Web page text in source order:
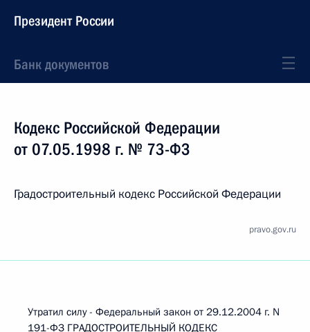
Президент России
Банк документов
Кодекс Российской Федерации
от 07.05.1998 г. № 73-ФЗ
Градостроительный кодекс Российской Федерации
pravo.gov.ru
Утратил силу - Федеральный закон от 29.12.2004 г. N 191-ФЗ ГРАДОСТРОИТЕЛЬНЫЙ КОДЕКС РОССИЙСКОЙ ФЕДЕРАЦИИ Принят Государственной Думой 8 апреля 1998 года Одобрен Советом Федерации 22 апреля 1998 года (В редакции федеральных законов от 30.12.2001 г. N 196-ФЗ; от 10.01.2003 г. N 15-ФЗ) Настоящий Кодекс регулирует отношения в области создания системы расселения, градостроительного планирования, застройки, благоустройства городских и сельских поселений, развития их инженерной, транспортной и социальной инфраструктур, рационального природопользования, сохранения объектов историко-культурного наследия и охраны окружающей природной среды в целях обеспечения благоприятных условий проживания населения. Настоящий Кодекс определяет компетенцию органов государственной власти Российской Федерации, органов государственной власти субъектов Российской Федерации, права и обязанности граждан и юридических лиц в области градостроительной деятельности, роль градостроительной документации и градостроительных регламентов в регулировании использования территории Российской Федерации, а также ответственность за нарушение законодательства Российской Федерации о градостроительстве. Глава I. ОБЩИЕ ПОЛОЖЕНИЯ Статья 1. Основные понятия Основные понятия, используемые в настоящем Кодексе: градостроительная деятельность (далее также - градостроительство) - деятельность государственных органов, органов местного самоуправления, физических и юридических лиц в области градостроительного планирования развития территорий и поселений, определения видов использования земельных участков, проектирования, строительства и реконструкции объектов недвижимости с учетом интересов граждан, общественных и государственных интересов, а также национальных, историко-культурных, экологических, природных особенностей указанных территорий и поселений; градостроительная документация - документация о градостроительном планировании развития территорий и поселений и об их застройке; зонирование - деление территории на зоны при градостроительном планировании развития территорий и поселений с определением видов градостроительного использования установленных зон и ограничений на их использование; объекты недвижимости в градостроительстве (далее - объекты недвижимости) - объекты, в отношении которых осуществляется градостроительная деятельность и которые определены в абзаце первом пункта 1 статьи 130 Гражданского кодекса Российской Федерации; инженерная, транспортная и социальная инфраструктуры - комплекс сооружений и коммуникаций транспорта, связи, инженерного оборудования, а также объектов социального и культурно-бытового обслуживания населения, обеспечивающий устойчивое развитие и функционирование поселений и межселенных территорий; межселенные территории - территории за пределами границ поселений; устойчивое развитие поселений и межселенных территорий - развитие территорий и поселений при осуществлении градостроительной деятельности в целях обеспечения градостроительными средствами благоприятных условий проживания населения, в том числе ограничение вредного воздействия хозяйственной и иной деятельности на окружающую природную среду и ее рациональное использование в интересах настоящего и будущего поколений; государственные градостроительные нормативы и правила - нормативно-технические документы, разработанные и утвержденные федеральным органом архитектуры и градостроительства или органами архитектуры и градостроительства субъектов Российской Федерации и подлежащие обязательному исполнению при осуществлении градостроительной деятельности всех видов; градостроительный устав (кодекс) - закон субъекта Российской Федерации, определяющий порядок осуществления градостроительной деятельности на его территории; правовое зонирование - деятельность органов местного самоуправления в области разработки и реализации правил застройки территорий городских и сельских поселений, других муниципальных образований; правила землепользования и застройки территорий городских и сельских поселений, других муниципальных образований (градостроительные уставы городских и сельских поселений, других муниципальных образований) (далее - правила застройки) - нормативные правовые акты органов местного самоуправления, регулирующие использование и изменения объектов недвижимости посредством введения градостроительных регламентов; градостроительный регламент - совокупность установленных правилами застройки параметров и видов использования земельных участков и иных объектов недвижимости в городских и сельских поселениях, других муниципальных образованиях, а также допустимых изменений объектов недвижимости при осуществлении градостроительной деятельности в пределах каждой зоны; разрешенное использование земельных участков и иных объектов недвижимости в градостроительстве - использование объектов недвижимости в соответствии с градостроительным регламентом; ограничения на использование указанных объектов, установленные в соответствии с законодательством Российской Федерации, а также сервитуты; красные линии - границы, отделяющие территории кварталов, микрорайонов и других элементов планировочной структуры от улиц, проездов и площадей в городских и сельских поселениях; линии регулирования застройки - границы застройки, устанавливаемые при размещении зданий, строений, сооружений, с отступом от красных линий или от границ земельного участка. Статья 2. Законодательство Российской Федерации о градостроительстве 1. Законодательство Российской Федерации о градостроительстве состоит из Градостроительного кодекса Российской Федерации, иных федеральных законов и нормативных правовых актов Российской Федерации, а также законов и иных нормативных правовых актов субъектов Российской Федерации. 2. Градостроительный кодекс Российской Федерации, иные федеральные законы и принимаемые в соответствии с ними нормативные правовые акты Российской Федерации в области градостроительства устанавливают градостроительные требования к планированию развития территории Российской Федерации; условиям и порядку использования земель для градостроительной деятельности; разработке и реализации основ федеральной политики и федеральных программ в области экономического, экологического, социального, культурного и национального развития Российской Федерации; размещению федеральных энергетических систем, объектов ядерной энергетики, федерального транспорта, объектов связи, связанных с космической деятельностью объектов, объектов обороны и безопасности; разработке стандартов в области градостроительного планирования и застройки территорий и поселений; применению в градостроительстве данных государственного картографо-геодезического фонда Российской Федерации, а также требования к определению объектов градостроительной деятельности, на которые требуется выделение средств из федерального бюджета и федеральных фондов регионального развития. 3. Законы и иные нормативные правовые акты субъектов Российской Федерации, регулирующие отношения в области градостроительной деятельности при решении вопросов владения, пользования и распоряжения землей, недрами, водными и другими природными ресурсами, а также в области природопользования, охраны окружающей среды, особо охраняемых природных территорий, памятников истории и культуры, обеспечения экологической безопасности, предупреждения чрезвычайных ситуаций и ликвидации их последствий, не могут противоречить настоящему Кодексу и принимаемым в соответствии с ним федеральным законам. 4. По вопросам градостроительной деятельности принимаются нормативные правовые акты органов местного самоуправления. 5. Общепризнанные принципы и нормы международного права и международные договоры Российской Федерации в области градостроительной деятельности являются составной частью правовой системы Российской Федерации. Если международным договором Российской Федерации установлены иные правила, чем те, которые предусмотрены настоящим Кодексом, применяются правила международного договора. Статья 3. Государственные, общественные и частные интересы в области градостроительной деятельности 1. Государственные интересы в области градостроительной деятельности - интересы Российской Федерации и субъектов Российской Федерации в обеспечении условий для устойчивого развития поселений и межселенных территорий, функционирования государственных систем инженерной и транспортной инфраструктур, сохранения природных ресурсов, охраны государственных объектов историко-культурного и природного наследия, территорий традиционного проживания коренных малочисленных народов. В случае, если градостроительная деятельность противоречит государственным интересам, такая деятельность может быть прекращена. 2. Общественные интересы в области градостроительной деятельности - интересы населения городских и сельских поселений, других муниципальных образований в обеспечении благоприятных условий проживания, ограничения вредного воздействия хозяйственной и иной деятельности на окружающую среду градостроительными средствами, улучшения э